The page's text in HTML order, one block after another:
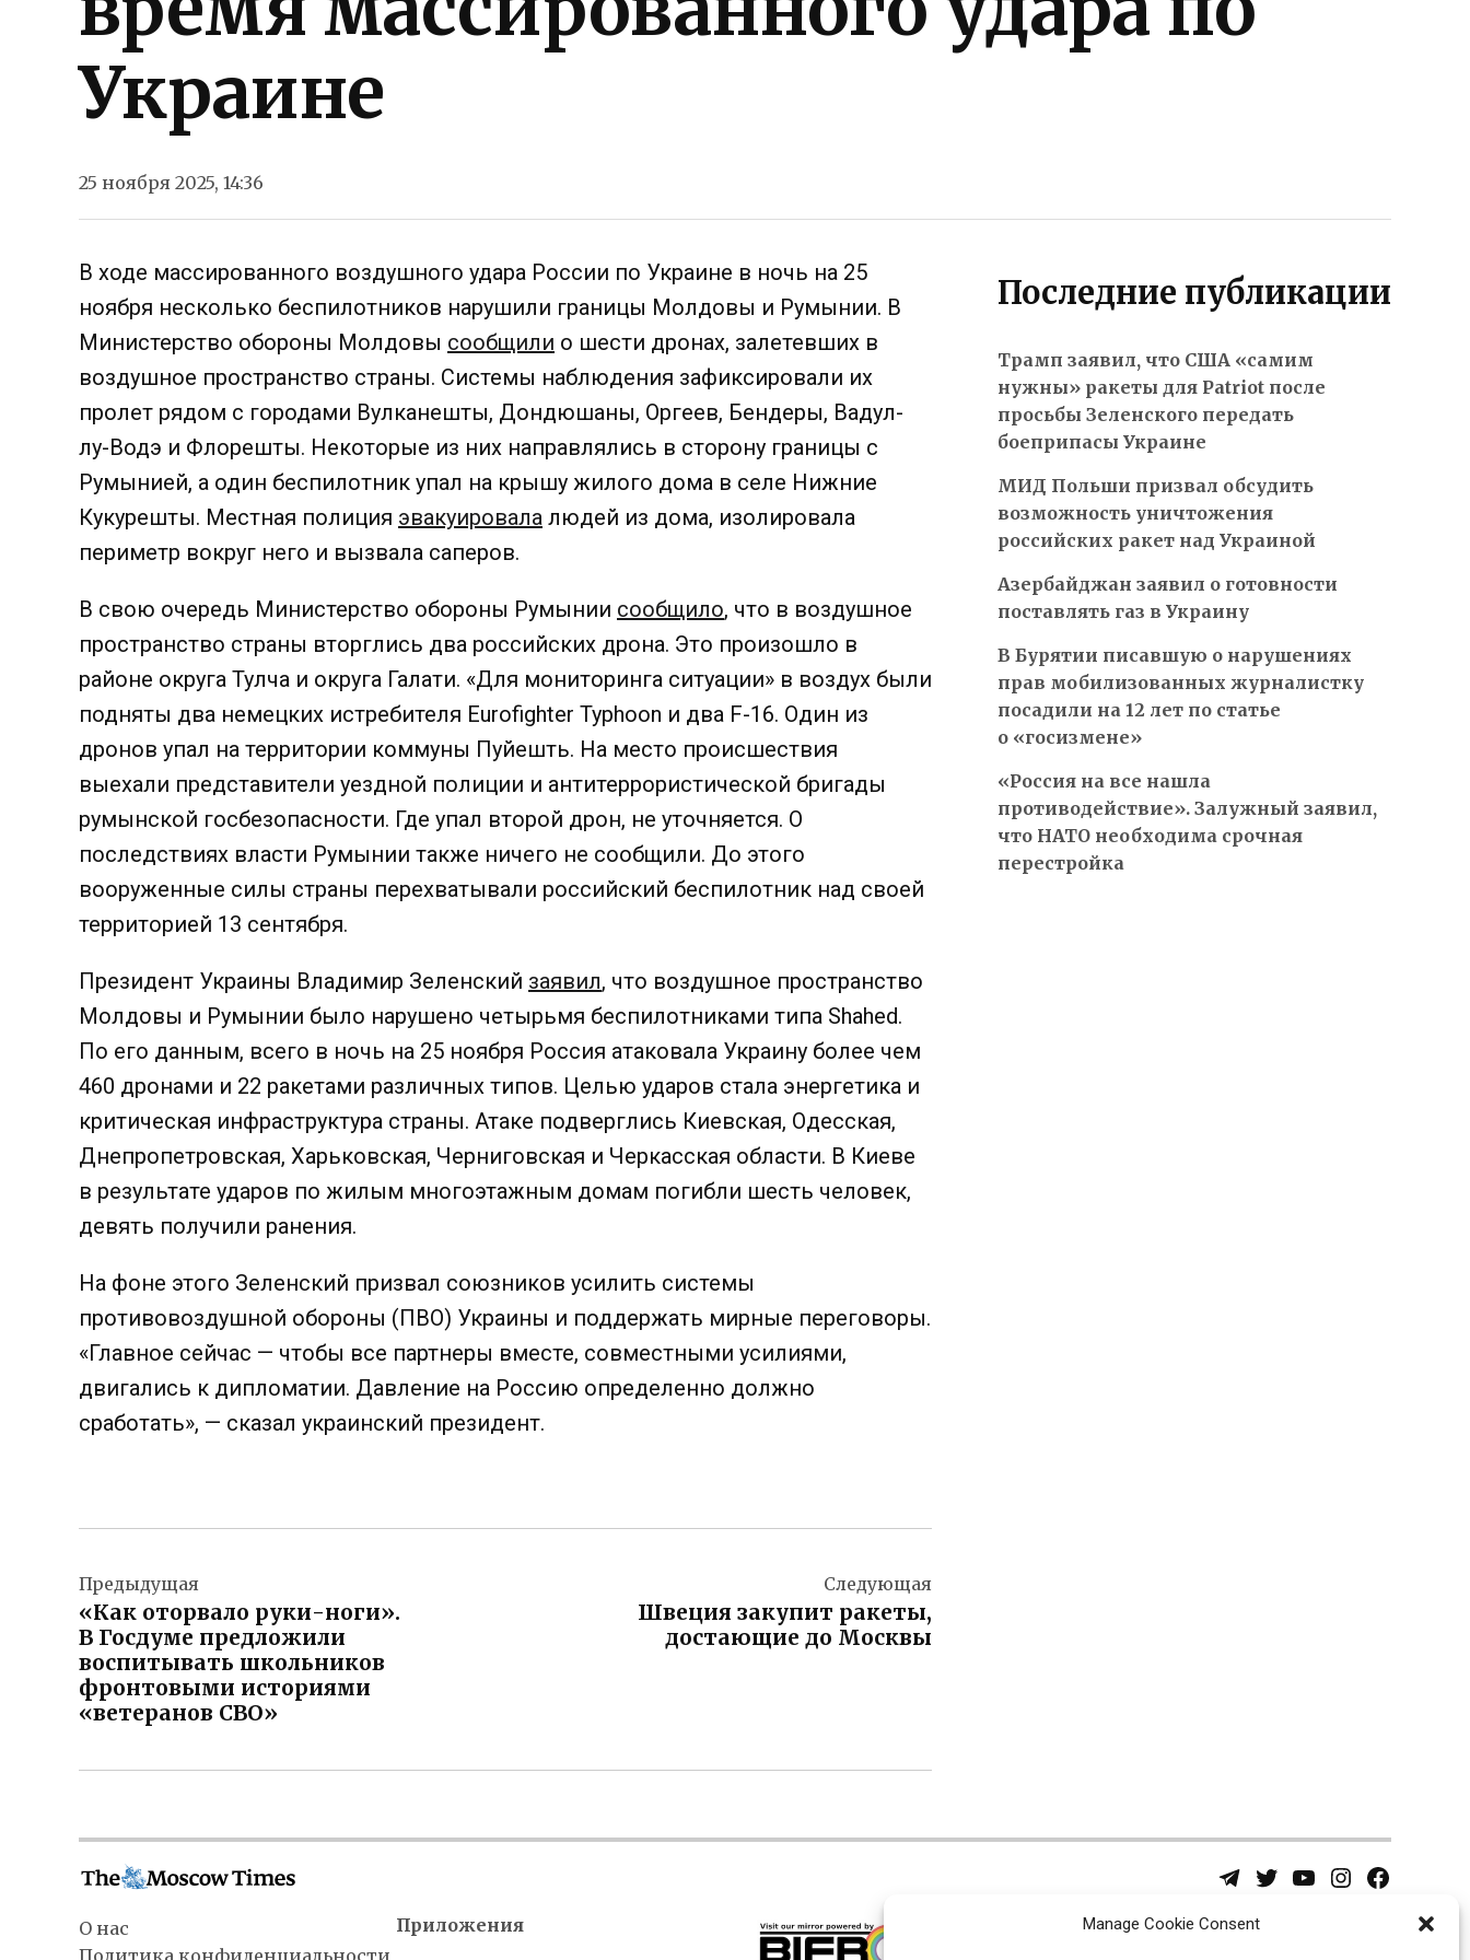
Manage Cookie Consent
Украине
25 ноября 2025, 14:36
В ходе массированного воздушного удара России по Украине в ночь на 25
ноября несколько беспилотников нарушили границы Молдовы и Румынии. В
Министерство обороны Молдовы сообщили о шести дронах, залетевших в
воздушное пространство страны. Системы наблюдения зафиксировали их
пролет рядом с городами Вулканешты, Дондюшаны, Оргеев, Бендеры, Вадул-
лу-Водэ и Флорешты. Некоторые из них направлялись в сторону границы с
Румынией, а один беспилотник упал на крышу жилого дома в селе Нижние
Кукурешты. Местная полиция эвакуировала людей из дома, изолировала
периметр вокруг него и вызвала саперов.
В свою очередь Министерство обороны Румынии сообщило, что в воздушное
пространство страны вторглись два российских дрона. Это произошло в
районе округа Тулча и округа Галати. «Для мониторинга ситуации» в воздух были
подняты два немецких истребителя Eurofighter Typhoon и два F-16. Один из
дронов упал на территории коммуны Пуйешть. На место происшествия
выехали представители уездной полиции и антитеррористической бригады
румынской госбезопасности. Где упал второй дрон, не уточняется. О
последствиях власти Румынии также ничего не сообщили. До этого
вооруженные силы страны перехватывали российский беспилотник над своей
территорией 13 сентября.
Президент Украины Владимир Зеленский заявил, что воздушное пространство
Молдовы и Румынии было нарушено четырьмя беспилотниками типа Shahed.
По его данным, всего в ночь на 25 ноября Россия атаковала Украину более чем
460 дронами и 22 ракетами различных типов. Целью ударов стала энергетика и
критическая инфраструктура страны. Атаке подверглись Киевская, Одесская,
Днепропетровская, Харьковская, Черниговская и Черкасская области. В Киеве
в результате ударов по жилым многоэтажным домам погибли шесть человек,
девять получили ранения.
На фоне этого Зеленский призвал союзников усилить системы
противовоздушной обороны (ПВО) Украины и поддержать мирные переговоры.
«Главное сейчас — чтобы все партнеры вместе, совместными усилиями,
двигались к дипломатии. Давление на Россию определенно должно
сработать», — сказал украинский президент.
по
записям
Предыдущая
«Как оторвало руки-ноги».
В Госдуме предложили
воспитывать школьников
фронтовыми историями
«ветеранов СВО»
Следующая
Швеция закупит ракеты,
достающие до Москвы
Последние публикации
Трамп заявил, что США «самим
нужны» ракеты для Patriot после
просьбы Зеленского передать
боеприпасы Украине
МИД Польши призвал обсудить
возможность уничтожения
российских ракет над Украиной
Азербайджан заявил о готовности
поставлять газ в Украину
В Бурятии писавшую о нарушениях
прав мобилизованных журналистку
посадили на 12 лет по статье
о «госизмене»
«Россия на все нашла
противодействие». Залужный заявил,
что НАТО необходима срочная
перестройка
Telegram
Twitter
Username
YouTubeInstagram
Facebook
О нас
Политика конфиденциальности
Приложения